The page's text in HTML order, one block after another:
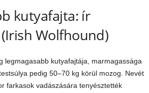
kutyafajta: ír
Wolfhound)
legmagasabb kutyafajtája, marmagassága
pedig 50–70 kg körül mozog. Nevét
farkasok vadászására tenyésztették